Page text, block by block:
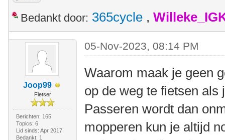
Bedankt door: 365cycle ,
Joop99
Fietser
Berichten: 165
Topics: 6
Lid sinds: Apr 2017
Bedankt: 1
05-Nov-2023, 08:14 PM
Waarom maak je geen
op de weg te fietsen als
Passeren wordt dan
mopperen kun je altijd